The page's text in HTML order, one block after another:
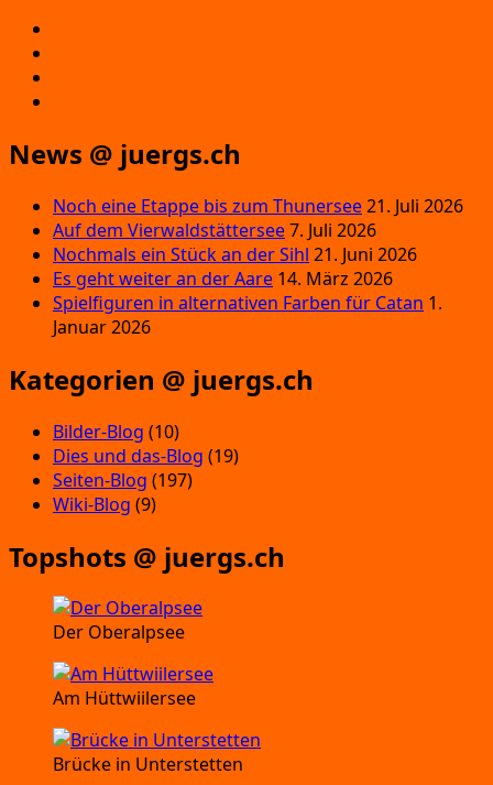
News @ juergs.ch
Noch eine Etappe bis zum Thunersee21. Juli 2026
Auf dem Vierwaldstättersee7. Juli 2026
Nochmals ein Stück an der Sihl 21. Juni 2026
Es geht weiter an der Aare 14. März 2026
Spielfiguren in alternativen Farben für Catan 1.
Januar 2026
Kategorien @ juergs.ch
Bilder-Blog (10)
Dies und das-Blog (19)
Seiten-Blog (197)
Wiki-Blog (9)
Topshots @ juergs.ch
Der Oberalpsee
Am Hüttwiilersee
Brücke in Unterstetten